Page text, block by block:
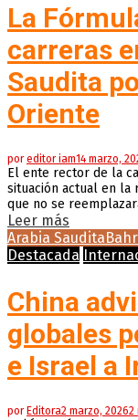
La
carreras
Saudita
Oriente
poreditor iam14 marzo,
El ente rector de la
situación actual en la
que no se
Leer más
Arabia Saudita
Destacada
China
globales
e Israel a
por Editora2 marzo, 20262